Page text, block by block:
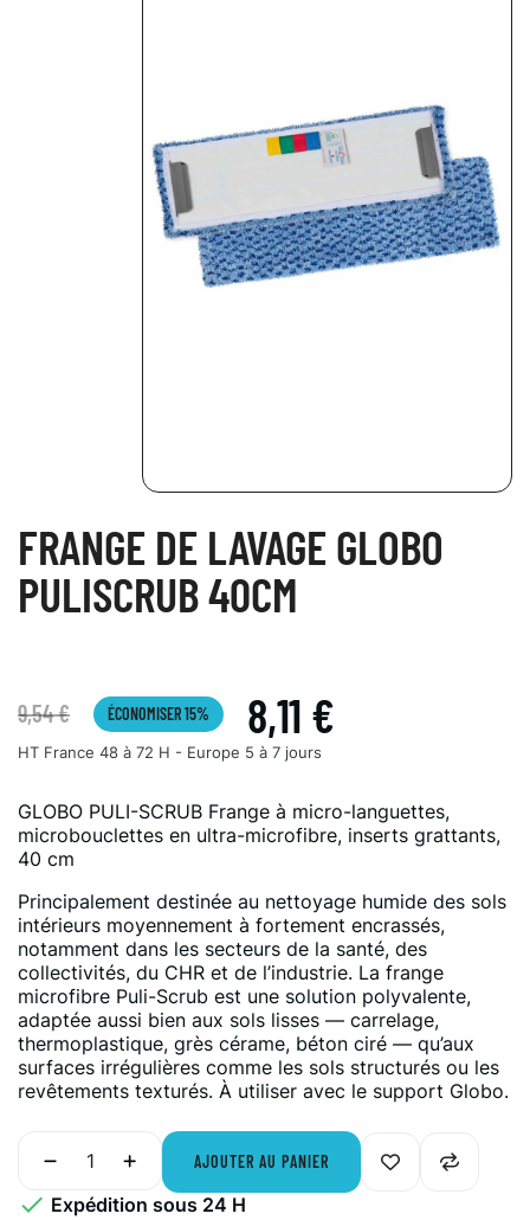
FRANGE DE LAVAGE GLOBO
PULISCRUB 40CM
9,54 € 8,11 €
ÉCONOMISER 15%
HT France 48 à 72 H - Europe 5 à 7 jours
GLOBO PULI-SCRUB Frange à micro-languettes,
microbouclettes en ultra-microfibre, inserts grattants,
40 cm
Principalement destinée au nettoyage humide des sols
intérieurs moyennement à fortement encrassés,
notamment dans les secteurs de la santé, des
collectivités, du CHR et de l’industrie. La frange
microfibre Puli-Scrub est une solution polyvalente,
adaptée aussi bien aux sols lisses — carrelage,
thermoplastique, grès cérame, béton ciré — qu’aux
surfaces irrégulières comme les sols structurés ou les
revêtements texturés. À utiliser avec le support Globo.
AJOUTER AU PANIER
 Expédition sous 24 H